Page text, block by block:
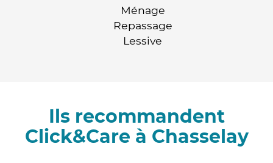
Ménage
Repassage
Lessive
Ils recommandent
Click&Care à Chasselay